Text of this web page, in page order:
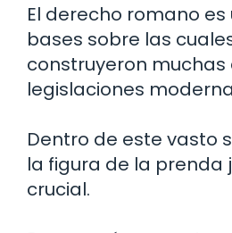
El derecho romano
bases sobre las
construyeron muchas
legislaciones
Dentro de este vasto
la figura de la prenda
crucial.